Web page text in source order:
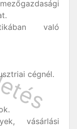
való
cégnél.
vásárlási